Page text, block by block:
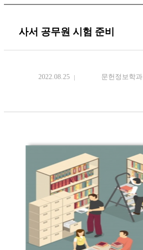
사서 공무원 시험 준비
2022.08.25 문헌정보학과